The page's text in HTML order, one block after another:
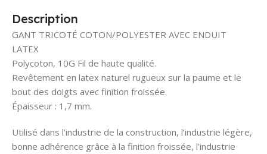
Description
GANT TRICOTÉ COTON/POLYESTER AVEC ENDUIT
LATEX
Polycoton, 10G Fil de haute qualité.
Revêtement en latex naturel rugueux sur la paume et le
bout des doigts avec finition froissée.
Épaisseur : 1,7 mm.
Utilisé dans l’industrie de la construction, l’industrie légère,
bonne adhérence grâce à la finition froissée, l’industrie